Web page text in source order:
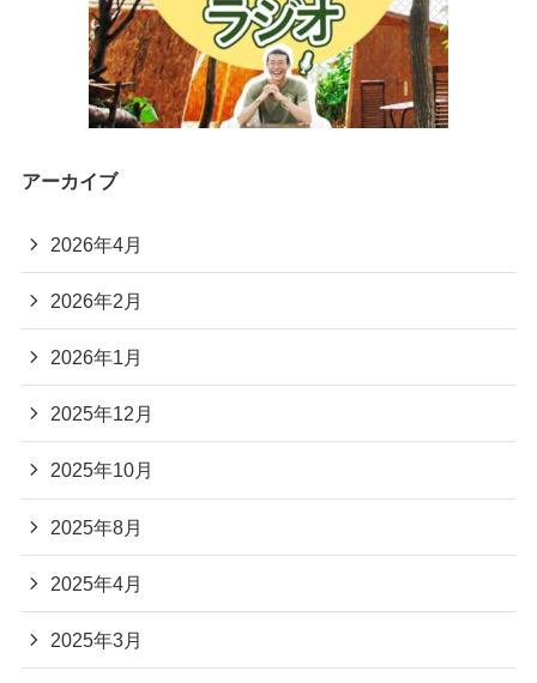
アーカイブ
2026年4月
2026年2月
2026年1月
2025年12月
2025年10月
2025年8月
2025年4月
2025年3月